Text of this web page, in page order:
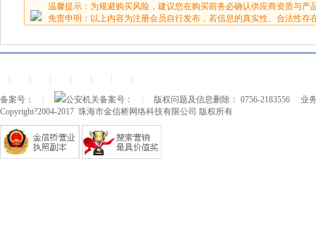
温馨提示：为规避购买风险，建议您在购买前务必确认供应商资质与产
免责申明：以上内容为注册会员自行发布，若信息的真实性、合法性存
备案号： 公安机关备案号： 版权问题及信息删除： 0756-2183556
业
Copyright?2004-2017 珠海市金信桥网络科技有限公司 版权所有